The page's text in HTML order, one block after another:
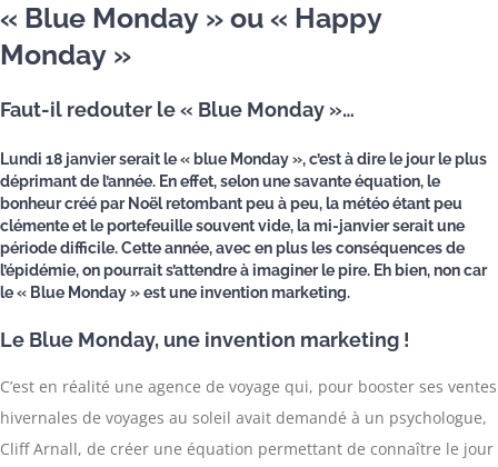
« Blue Monday » ou « Happy
Monday »
Faut-il redouter le « Blue Monday »…
Lundi 18 janvier serait le « blue Monday », c’est à dire le jour le plus
déprimant de l’année. En effet, selon une savante équation, le
bonheur créé par Noël retombant peu à peu, la météo étant peu
clémente et le portefeuille souvent vide, la mi-janvier serait une
période difficile. Cette année, avec en plus les conséquences de
l’épidémie, on pourrait s’attendre à imaginer le pire. Eh bien, non car
le « Blue Monday » est une invention marketing.
Le Blue Monday, une invention marketing !
C’est en réalité une agence de voyage qui, pour booster ses ventes
hivernales de voyages au soleil avait demandé à un psychologue,
Cliff Arnall, de créer une équation permettant de connaître le jour